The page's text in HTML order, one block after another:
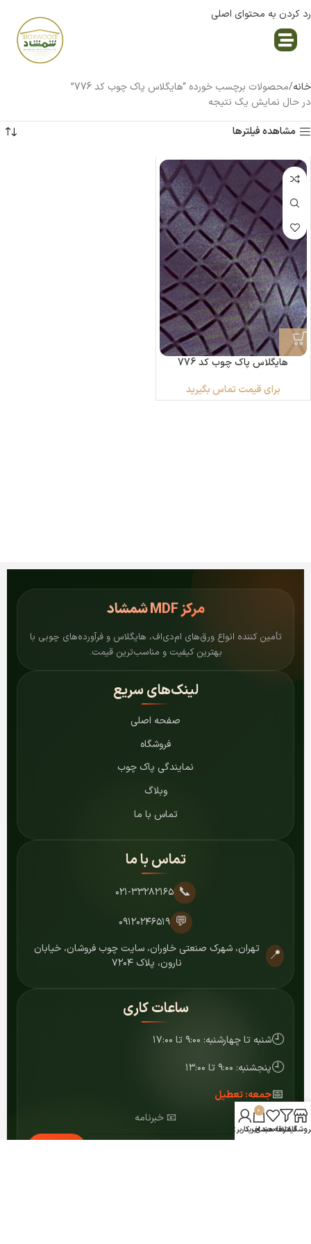
رد کردن به محتوای اصلی
خانه محصولات برچسب خورده “هایگلاس پاک چوب کد 776”
در حال نمایش یک نتیجه
مشاهده فیلترها
هایگلاس پاک چوب کد 776
برای قیمت تماس بگیرید
مرکزMDF شمشاد
تأمین کننده انواع ورق‌های ام‌دی‌اف، هایگلاس و فرآورده‌های چوبی با
بهترین کیفیت و مناسب‌ترین قیمت.
لینک‌های سریع
صفحه اصلی
فروشگاه
نمایندگی پاک چوب
وبلاگ
تماس با ما
تماس با ما
📞 ۰۲۱-۳۳۲۸۲۱۶۵
💬 ۰۹۱۲۰۲۴۶۵۱۹
📍
تهران، شهرک صنعتی خاوران، سایت چوب فروشان، خیابان
نارون، پلاک ۷۲۰۴
ساعات کاری
🕘شنبه تا چهارشنبه: ۹:۰۰ تا ۱۷:۰۰
🕘پنجشنبه: ۹:۰۰ تا ۱۳:۰۰
📅جمعه: تعطیل
📧 خبرنامه
فیلترها
علاقه مندی
0
سبد خرید
حساب کاربری من